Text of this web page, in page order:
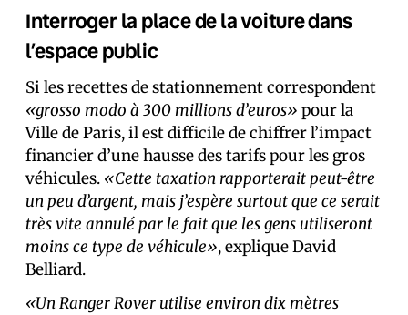
Interroger la place de la voiture dans
l’espace public
Si les recettes de stationnement correspondent
«grosso modo à 300 millions d’euros» pour la
Ville de Paris, il est difficile de chiffrer l’impact
financier d’une hausse des tarifs pour les gros
véhicules. «Cette taxation rapporterait peut-être
un peu d’argent, mais j’espère surtout que ce serait
très vite annulé par le fait que les gens utiliseront
moins ce type de véhicule», explique David
Belliard.
«Un Ranger Rover utilise environ dix mètres